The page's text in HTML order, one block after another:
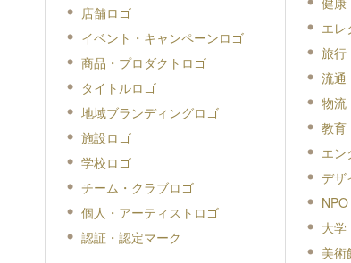
店舗ロゴ
イベント・キャンペーンロゴ
商品・プロダクトロゴ
タイトルロゴ
地域ブランディングロゴ
施設ロゴ
学校ロゴ
チーム・クラブロゴ
個人・アーティストロゴ
認証・認定マーク
エレ
旅行
流通
物流
教育
エン
デザ
大学
美術